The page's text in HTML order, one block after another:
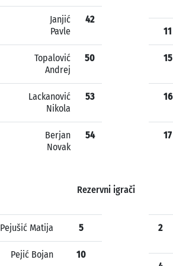
Janjić
Pavle
42
Topalović
Andrej
50
Lackanović
Nikola
53
Berjan
Novak
54
11
15
16
17
Rezervni igrači
Pejušić Matija 5
Pejić Bojan 10
2